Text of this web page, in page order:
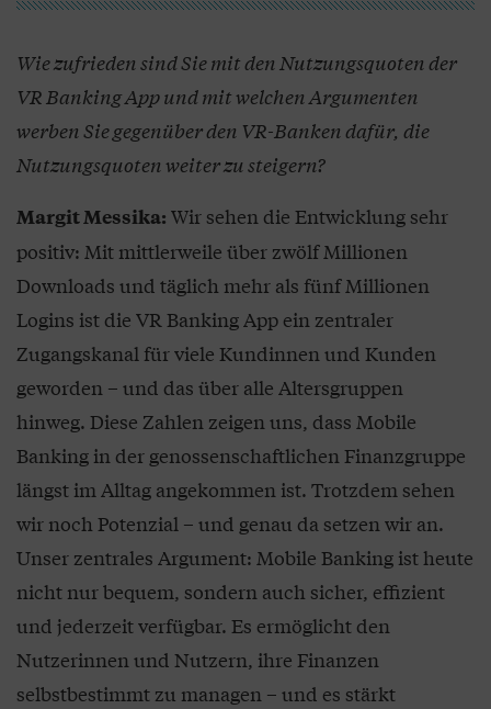
Wie zufrieden sind Sie mit den Nutzungsquoten der
VR Banking App und mit welchen Argumenten
werben Sie gegenüber den VR-Banken dafür, die
Nutzungsquoten weiter zu steigern?
Margit Messika: Wir sehen die Entwicklung sehr
positiv: Mit mittlerweile über zwölf Millionen
Downloads und täglich mehr als fünf Millionen
Logins ist die VR Banking App ein zentraler
Zugangskanal für viele Kundinnen und Kunden
geworden – und das über alle Altersgruppen
hinweg. Diese Zahlen zeigen uns, dass Mobile
Banking in der genossenschaftlichen Finanzgruppe
längst im Alltag angekommen ist. Trotzdem sehen
wir noch Potenzial – und genau da setzen wir an.
Unser zentrales Argument: Mobile Banking ist heute
nicht nur bequem, sondern auch sicher, effizient
und jederzeit verfügbar. Es ermöglicht den
Nutzerinnen und Nutzern, ihre Finanzen
selbstbestimmt zu managen – und es stärkt